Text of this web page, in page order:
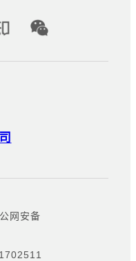
网安备